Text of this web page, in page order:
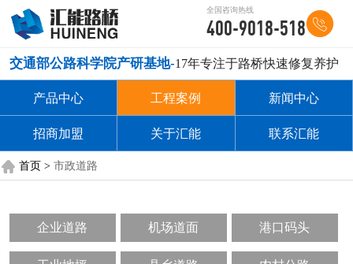
全国咨询热线
400-9018-518
交通部公路科学院产研基地-17年专注于路桥快速修复养护
产品中心 工程案例 新闻中心
招商加盟 关于汇能 联系汇能
首页 > 市政道路
企业道路 机场道面 港口码头